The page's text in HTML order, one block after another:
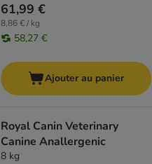
61,99 €
8,86 € / kg
58,27 €
Ajouter au panier
Royal Canin Veterinary
Canine Anallergenic
8 kg